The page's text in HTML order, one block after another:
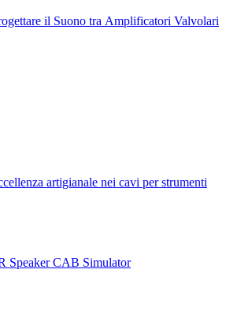
il Suono tra Amplificatori Valvolari
artigianale nei cavi per strumenti
MOOER RADAR Speaker CAB Simulator